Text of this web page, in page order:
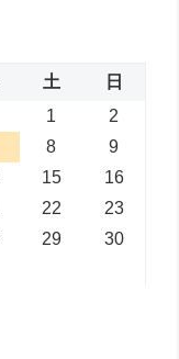
土
日
1
2
8
9
15
16
22
23
29
30